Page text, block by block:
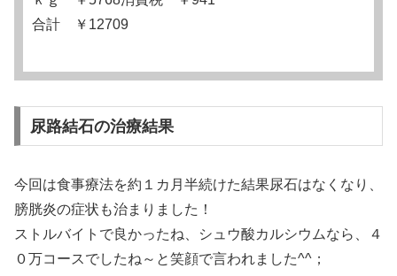
合計 ￥12709
尿路結石の治療結果
今回は食事療法を約１カ月半続けた結果尿石はなくなり、
膀胱炎の症状も治まりました！
ストルバイトで良かったね、シュウ酸カルシウムなら、４
０万コースでしたね～と笑顔で言われました^^；